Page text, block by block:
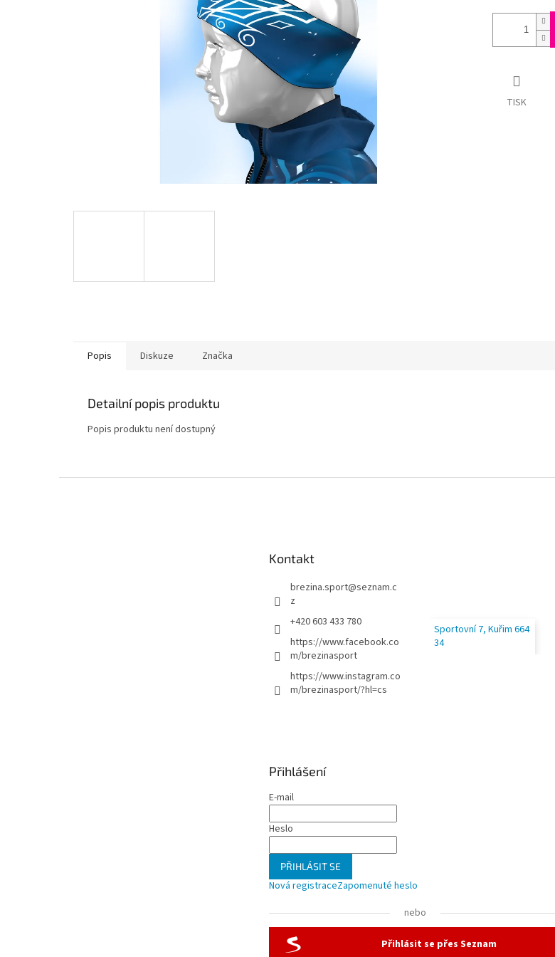
TISK
Popis Diskuze Značka
Detailní popis produktu
Popis produktu není dostupný
Kontakt
brezina.sport@seznam.c
z
+420 603 433 780
https://www.facebook.co
m/brezinasport
https://www.instagram.co
m/brezinasport/?hl=cs
Sportovní 7, Kuřim 664
34
Přihlášení
E-mail
Heslo
PŘIHLÁSIT SE
Nová registraceZapomenuté heslo
nebo
Přihlásit se přes Seznam